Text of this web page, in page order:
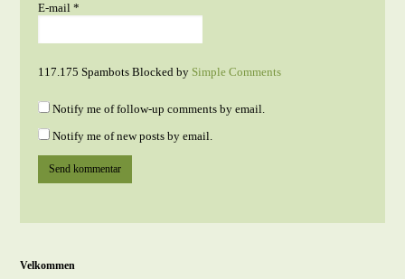
E-mail*
117.175 Spambots Blocked by Simple Comments
Notify me of follow-up comments by email.
Notify me of new posts by email.
Velkommen